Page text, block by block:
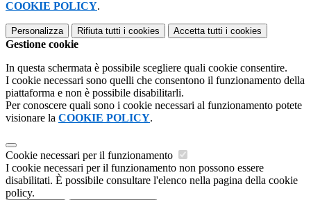
COOKIE POLICY.
Personalizza Rifiuta tutti i cookies Accetta tutti i cookies
Gestione cookie
In questa schermata è possibile scegliere quali cookie consentire.
I cookie necessari sono quelli che consentono il funzionamento della
piattaforma e non è possibile disabilitarli.
Per conoscere quali sono i cookie necessari al funzionamento potete
visionare la COOKIE POLICY.
Cookie necessari per il funzionamento
I cookie necessari per il funzionamento non possono essere
disabilitati. È possibile consultare l'elenco nella pagina della cookie
policy.